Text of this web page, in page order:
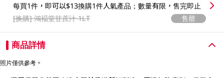
每買1件，即可以$13換購1件人氣產品；數量有限，售完即止
[换購]鴻褔堂甘蔗汁 1LT 售罄
商品詳情
照片僅供參考。